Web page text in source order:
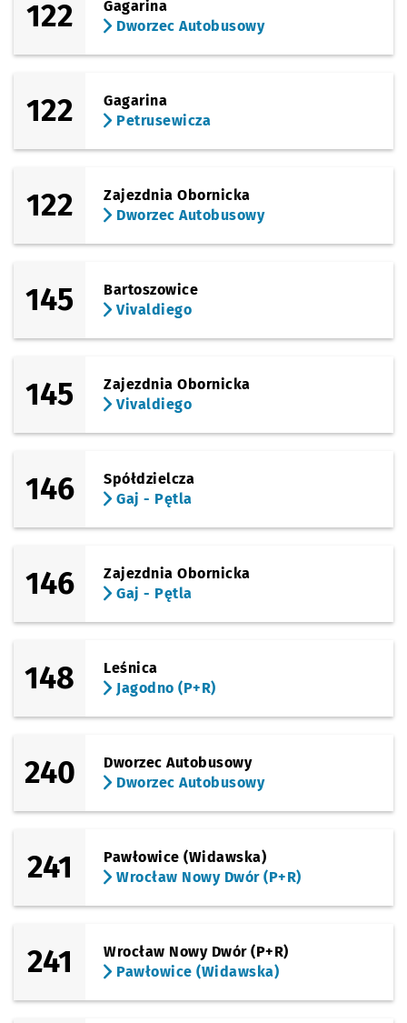
122
Gagarina
Dworzec Autobusowy
122
Gagarina
Petrusewicza
122
Zajezdnia Obornicka
Dworzec Autobusowy
145
Bartoszowice
Vivaldiego
145
Zajezdnia Obornicka
Vivaldiego
146
Spółdzielcza
Gaj - Pętla
146
Zajezdnia Obornicka
Gaj - Pętla
148
Leśnica
Jagodno (P+R)
240
Dworzec Autobusowy
Dworzec Autobusowy
241
Pawłowice (Widawska)
Wrocław Nowy Dwór (P+R)
241
Wrocław Nowy Dwór (P+R)
Pawłowice (Widawska)